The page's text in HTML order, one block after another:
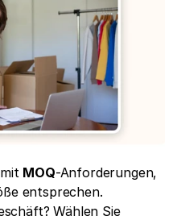
MOQ-Anforderungen,
entsprechen.
Wählen Sie